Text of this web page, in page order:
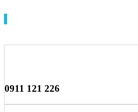
0911 121 226